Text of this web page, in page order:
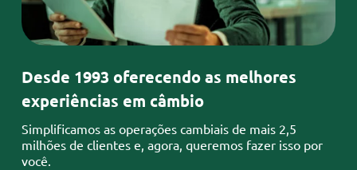
Desde 1993 oferecendo as melhores
experiências em câmbio
Simplificamos as operações cambiais de mais 2,5
milhões de clientes e, agora, queremos fazer isso por
você.